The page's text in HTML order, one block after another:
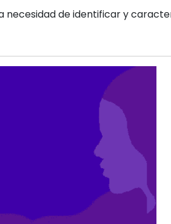
de identificar y